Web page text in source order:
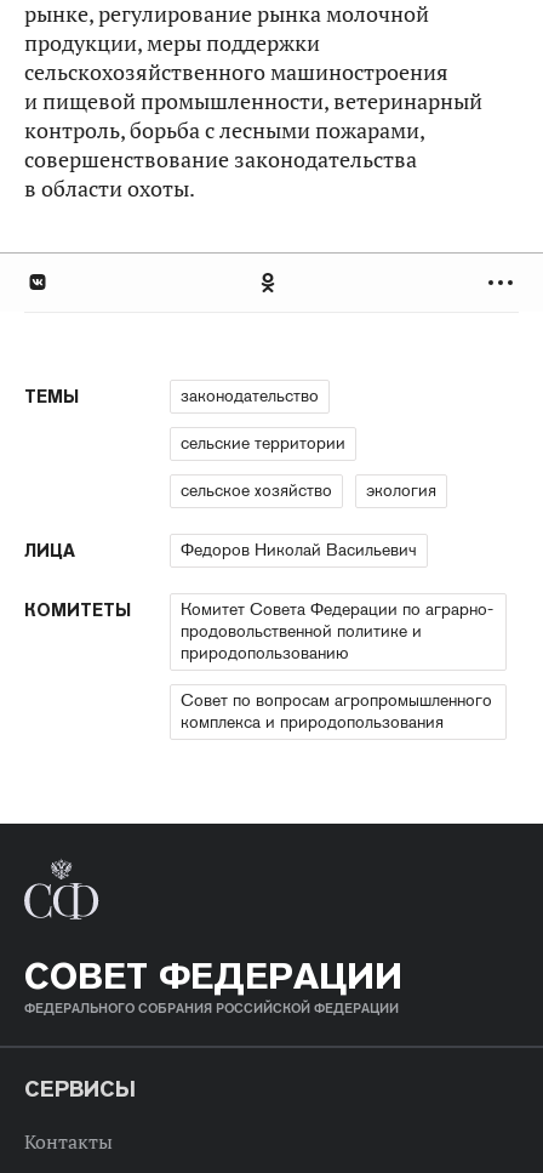
рынке, регулирование рынка молочной
продукции, меры поддержки
сельскохозяйственного машиностроения
и пищевой промышленности, ветеринарный
контроль, борьба с лесными пожарами,
совершенствование законодательства
в области охоты.
ТЕМЫ законодательство
сельские территории
сельское хозяйство экология
ЛИЦА Федоров Николай Васильевич
КОМИТЕТЫ
Комитет Совета Федерации по аграрно-
продовольственной политике и
природопользованию
Совет по вопросам агропромышленного
комплекса и природопользования
СОВЕТ ФЕДЕРАЦИИ
ФЕДЕРАЛЬНОГО СОБРАНИЯ РОССИЙСКОЙ ФЕДЕРАЦИИ
СЕРВИСЫ
Контакты